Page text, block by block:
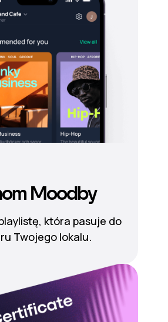
Moodby
która pasuje do
Twojego lokalu.